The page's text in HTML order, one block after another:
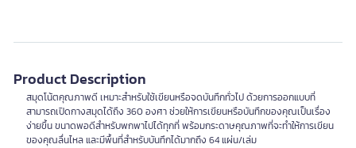
Product Description
สมุดโน้ตคุณภาพดี เหมาะสำหรับใช้เขียนหรือจดบันทึกทั่วไป ด้วยการออกแบบที่
สามารถเปิดกางสมุดได้ถึง 360 องศา ช่วยให้การเขียนหรือบันทึกของคุณเป็นเรื่อง
ง่ายขึ้น ขนาดพอดีสำหรับพกพาไปได้ทุกที่ พร้อมกระดาษคุณภาพที่จะทำให้การเขียน
ของคุณลื่นไหล และมีพื้นที่สำหรับบันทึกได้มากถึง 64 แผ่น/เล่ม